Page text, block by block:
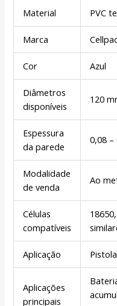
Material PVC
Marca
Cor Azul
Diâmetros
disponíveis
120
Espessura
da parede
0,08 –
Modalidade
de venda
Ao
Células
compatíveis
Aplicação
Aplicações
principais